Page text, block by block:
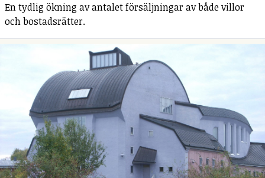
En tydlig ökning av antalet försäljningar av både villor
och bostadsrätter.